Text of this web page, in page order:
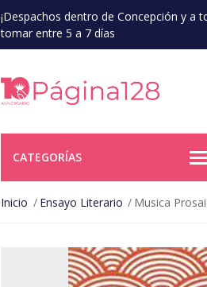
¡Despachos dentro de Concepción y a
tomar entre 5 a 7 días
CATEGORÍAS
Inicio Ensayo Literario Musica